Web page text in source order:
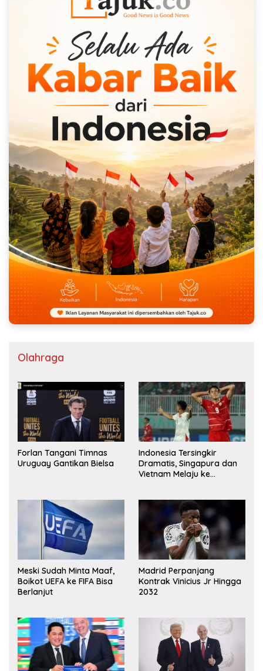
Olahraga
Forlan Tangani Timnas
Uruguay Gantikan Bielsa
Indonesia Tersingkir
Dramatis, Singapura dan
Vietnam Melaju ke
Meski Sudah Minta Maaf,
Boikot UEFA ke FIFA Bisa
Berlanjut
Madrid Perpanjang
Kontrak Vinicius Jr Hingga
2032